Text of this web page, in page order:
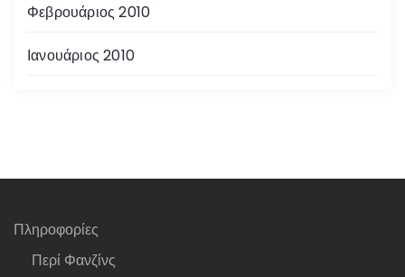
Φεβρουάριος 2010
Ιανουάριος 2010
Πληροφορίες
Περί Φανζίνς